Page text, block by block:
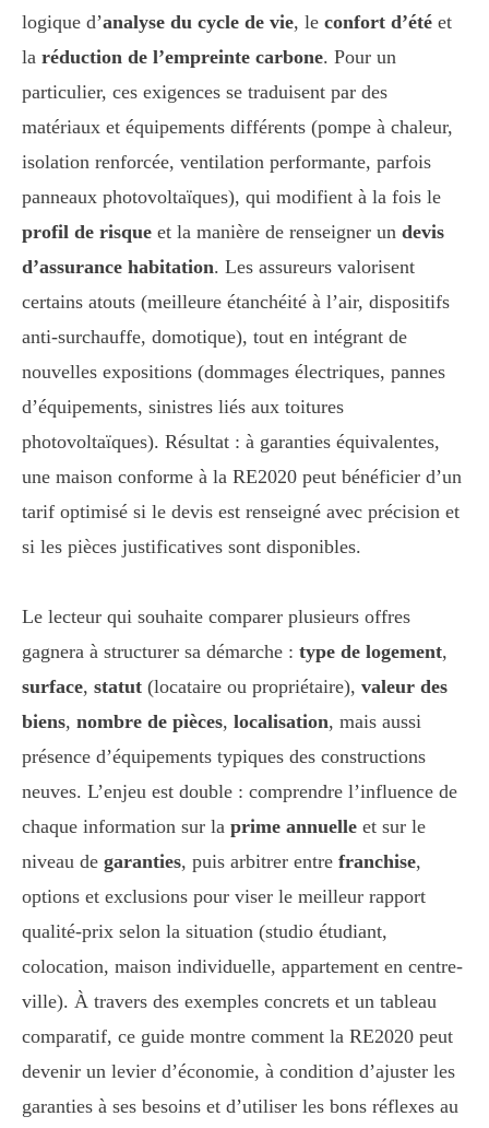
logique d’analyse du cycle de vie, le confort d’été et
la réduction de l’empreinte carbone. Pour un
particulier, ces exigences se traduisent par des
matériaux et équipements différents (pompe à chaleur,
isolation renforcée, ventilation performante, parfois
panneaux photovoltaïques), qui modifient à la fois le
profil de risque et la manière de renseigner un devis
d’assurance habitation. Les assureurs valorisent
certains atouts (meilleure étanchéité à l’air, dispositifs
anti-surchauffe, domotique), tout en intégrant de
nouvelles expositions (dommages électriques, pannes
d’équipements, sinistres liés aux toitures
photovoltaïques). Résultat : à garanties équivalentes,
une maison conforme à la RE2020 peut bénéficier d’un
tarif optimisé si le devis est renseigné avec précision et
si les pièces justificatives sont disponibles.
Le lecteur qui souhaite comparer plusieurs offres
gagnera à structurer sa démarche : type de logement,
surface, statut (locataire ou propriétaire), valeur des
biens, nombre de pièces, localisation, mais aussi
présence d’équipements typiques des constructions
neuves. L’enjeu est double : comprendre l’influence de
chaque information sur la prime annuelle et sur le
niveau de garanties, puis arbitrer entre franchise,
options et exclusions pour viser le meilleur rapport
qualité-prix selon la situation (studio étudiant,
colocation, maison individuelle, appartement en centre-
ville). À travers des exemples concrets et un tableau
comparatif, ce guide montre comment la RE2020 peut
devenir un levier d’économie, à condition d’ajuster les
garanties à ses besoins et d’utiliser les bons réflexes au